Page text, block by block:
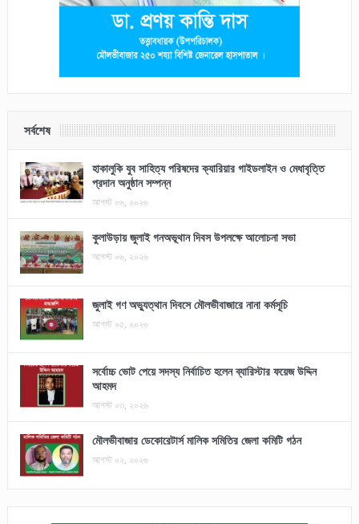
সর্বশেষ
হাকালুকি যুব সাহিত্য পরিষদের ক্যারিয়ার গাইডলাইন ও মেধাবৃত্তি
প্রদান অনুষ্ঠান সম্পন্ন
আগস্ট ০৬, ২০২৬
কুলাউড়ায় জুলাই গনঅভূথান দিবস উপলক্ষে আলোচনা সভা
আগস্ট ০৬, ২০২৬
জুলাই গণ অভ্যুত্থান দিবসে মৌলভীবাজারে নানা কর্মসূচি
আগস্ট ০৫, ২০২৬
সর্বোচ্চ ভোট পেয়ে সদস্য নির্বাচিত হলেন ব্যারিস্টার ফয়েজ উদ্দিন
আহমদ
আগস্ট ০৩, ২০২৬
মৌলভীবাজার ডেকোরেটার্স মালিক সমিতির জেলা কমিটি গঠন
আগস্ট ০২, ২০২৬